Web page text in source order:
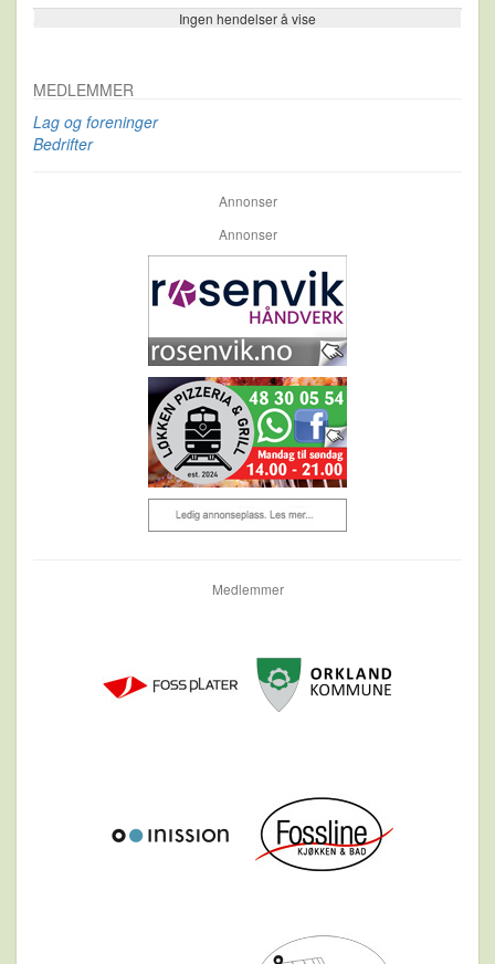
Ingen hendelser å vise
Se flere…
MEDLEMMER
Lag og foreninger
Bedrifter
Annonser
Annonser
Medlemmer